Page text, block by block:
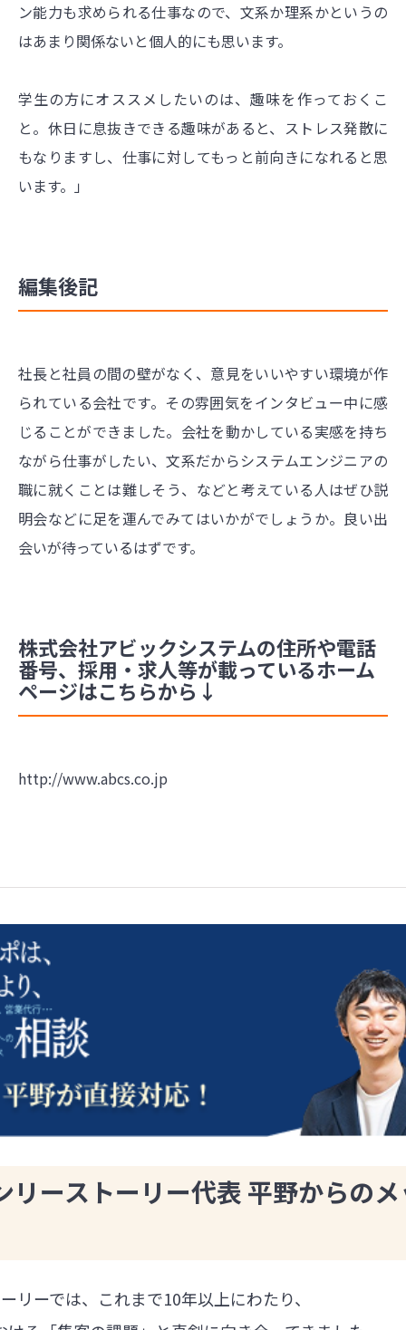
ン能力も求められる仕事なので、文系か理系かというの
はあまり関係ないと個人的にも思います。
学生の方にオススメしたいのは、趣味を作っておくこ
と。休日に息抜きできる趣味があると、ストレス発散に
もなりますし、仕事に対してもっと前向きになれると思
います。」
編集後記
社長と社員の間の壁がなく、意見をいいやすい環境が作
られている会社です。その雰囲気をインタビュー中に感
じることができました。会社を動かしている実感を持ち
ながら仕事がしたい、文系だからシステムエンジニアの
職に就くことは難しそう、などと考えている人はぜひ説
明会などに足を運んでみてはいかがでしょうか。良い出
会いが待っているはずです。
株式会社アビックシステムの住所や電話
番号、採用・求人等が載っているホーム
ページはこちらから↓
http://www.abcs.co.jp
リーストーリー代表 平野からの
リーでは、これまで10年以上にわたり、